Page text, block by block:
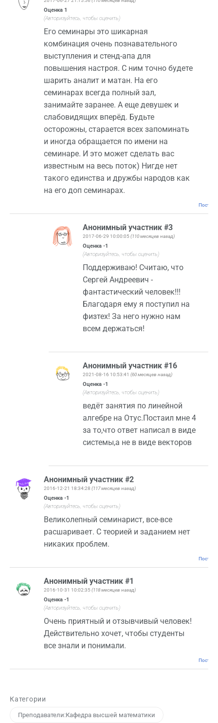
Оценка 1
(Авторизуйтесь, чтобы оценить)
Его семинары это шикарная
комбинация очень познавательного
выступления и стенд-апа для
повышения настроя. С ним точно будете
шарить аналит и матан. На его
семинарах всегда полный зал,
занимайте заранее. А еще девушек и
слабовидящих вперёд. Будьте
осторожны, старается всех запоминать
и иногда обращается по имени на
семинаре. И это может сделать вас
известным на весь поток) Нигде нет
такого единства и дружбы народов как
на его доп семинарах.
Анонимный участник #3
2017-06-29 10:00:05(110 месяцев назад)
Оценка-1
(Авторизуйтесь, чтобы оценить)
Поддерживаю! Считаю, что
Сергей Андреевич -
фантастический человек!!!
Благодаря ему я поступил на
физтех! За него нужно нам
всем держаться!
Анонимный участник #16
2021-08-16 10:53:41(60 месяцев назад)
Оценка-1
(Авторизуйтесь, чтобы оценить)
ведёт занятия по линейной
алгебре на Отус.Постаил мне 4
за то,что ответ написал в виде
системы,а не в виде векторов
Анонимный участник #2
2016-12-21 18:34:28 (117 месяцев назад)
Оценка -1
(Авторизуйтесь, чтобы оценить)
Великолепный семинарист, все-все
расшаривает. С теорией и заданием нет
никаких проблем.
Анонимный участник #1
2016-10-31 10:02:35 (118 месяцев назад)
Оценка -1
(Авторизуйтесь, чтобы оценить)
Очень приятный и отзывчивый человек!
Действительно хочет, чтобы студенты
все знали и понимали.
Категории
Преподаватели:Кафедра высшей математики